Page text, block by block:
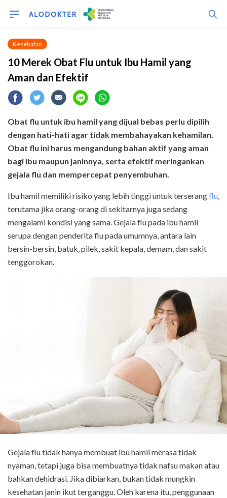
Kesehatan
10 Merek Obat Flu untuk Ibu Hamil yang
Aman dan Efektif
Obat flu untuk ibu hamil yang dijual bebas perlu dipilih
dengan hati-hati agar tidak membahayakan kehamilan.
Obat flu ini harus mengandung bahan aktif yang aman
bagi ibu maupun janinnya, serta efektif meringankan
gejala flu dan mempercepat penyembuhan.
Ibu hamil memiliki risiko yang lebih tinggi untuk terserangflu,
terutama jika orang-orang di sekitarnya juga sedang
mengalami kondisi yang sama. Gejala flu pada ibu hamil
serupa dengan penderita flu pada umumnya, antara lain
bersin-bersin, batuk, pilek, sakit kepala, demam, dan sakit
tenggorokan.
Gejala flu tidak hanya membuat ibu hamil merasa tidak
nyaman, tetapi juga bisa membuatnya tidak nafsu makan atau
bahkan dehidrasi. Jika dibiarkan, bukan tidak mungkin
kesehatan janin ikut terganggu. Oleh karena itu, penggunaan